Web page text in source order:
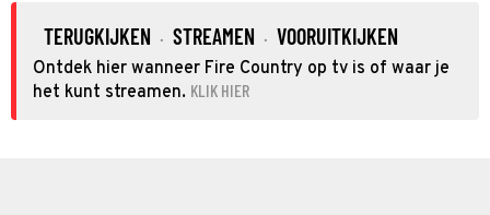
TERUGKIJKEN · STREAMEN · VOORUITKIJKEN
Ontdek hier wanneer Fire Country op tv is of waar je
het kunt streamen. KLIK HIER